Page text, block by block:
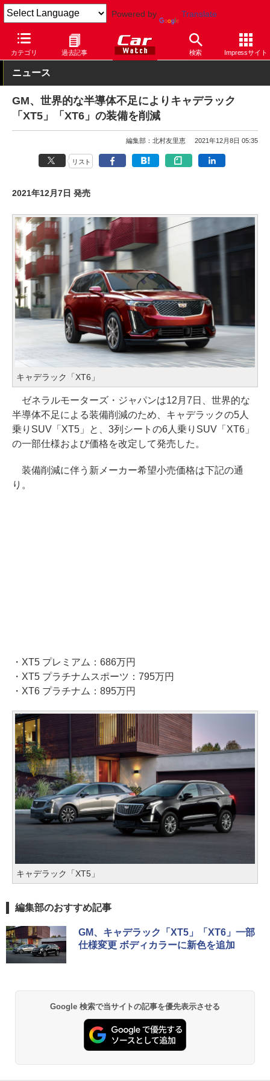
Powered by Translate
カテゴリ 過去記事 検索 Impressサイト
Car Watch 自動車 キャデラック 乗用車
ニュース
GM、世界的な半導体不足によりキャデラック
「XT5」「XT6」の装備を削減
編集部：北村友里恵 2021年12月8日 05:35
リスト
2021年12月7日 発売
キャデラック「XT6」
ゼネラルモーターズ・ジャパンは12月7日、世界的な
半導体不足による装備削減のため、キャデラックの5人
乗りSUV「XT5」と、3列シートの6人乗りSUV「XT6」
の一部仕様および価格を改定して発売した。
装備削減に伴う新メーカー希望小売価格は下記の通
り。
・XT5 プレミアム：686万円
・XT5 プラチナムスポーツ：795万円
・XT6 プラチナム：895万円
キャデラック「XT5」
編集部のおすすめ記事
GM、キャデラック「XT5」「XT6」一部
仕様変更 ボディカラーに新色を追加
Google 検索で当サイトの記事を優先表示させる